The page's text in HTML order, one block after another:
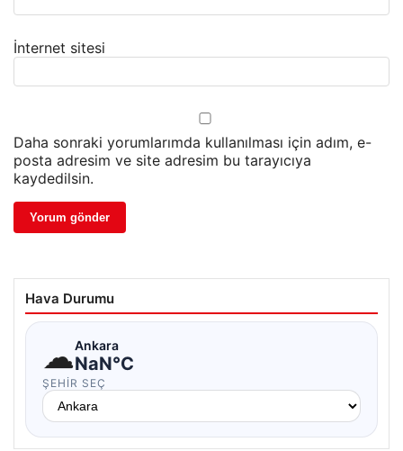
İnternet sitesi
Daha sonraki yorumlarımda kullanılması için adım, e-
posta adresim ve site adresim bu tarayıcıya
kaydedilsin.
Hava Durumu
☁Ankara
NaN°C
ŞEHIR SEÇ